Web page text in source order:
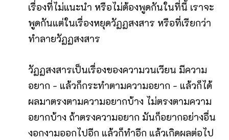
เรื่องที่ไม่แนะนำ หรือไม่ต้องพูดกันในที่นี้ เราจะ
พูดกันแต่ในเรื่องหยุดวัฏฏสงสาร หรือที่เรียกว่า
ทำลายวัฏฏสงสาร
วัฏฏสงสารเป็นเรื่องของความวนเวียน มีความ
อยาก - แล้วก็กระทำตามความอยาก - แล้วก็ได้
ผลมาตรงตามความอยากบ้าง ไม่ตรงตามความ
อยากบ้าง ถ้าตรงความอยาก มันก็อยากอย่างอื่น
งอกงามออกไปอีก แล้วก็ทำอีก แล้วเกิดผลต่อไป